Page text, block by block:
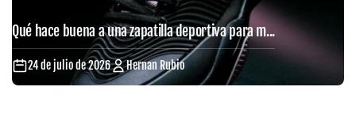
Qué hace buena a una zapatilla deportiva para m...
24 de julio de 2026 Hernan Rubio